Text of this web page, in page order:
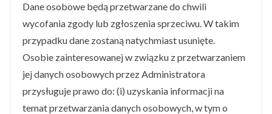
Dane osobowe będą przetwarzane do chwili
wycofania zgody lub zgłoszenia sprzeciwu. W takim
przypadku dane zostaną natychmiast usunięte.
Osobie zainteresowanej w związku z przetwarzaniem
jej danych osobowych przez Administratora
przysługuje prawo do: (i) uzyskania informacji na
temat przetwarzania danych osobowych, w tym o